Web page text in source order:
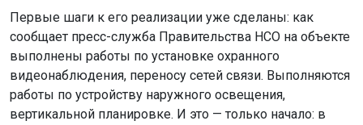
Первые шаги к его реализации уже сделаны: как
сообщает пресс-служба Правительства НСО на объекте
выполнены работы по установке охранного
видеонаблюдения, переносу сетей связи. Выполняются
работы по устройству наружного освещения,
вертикальной планировке. И это — только начало: в